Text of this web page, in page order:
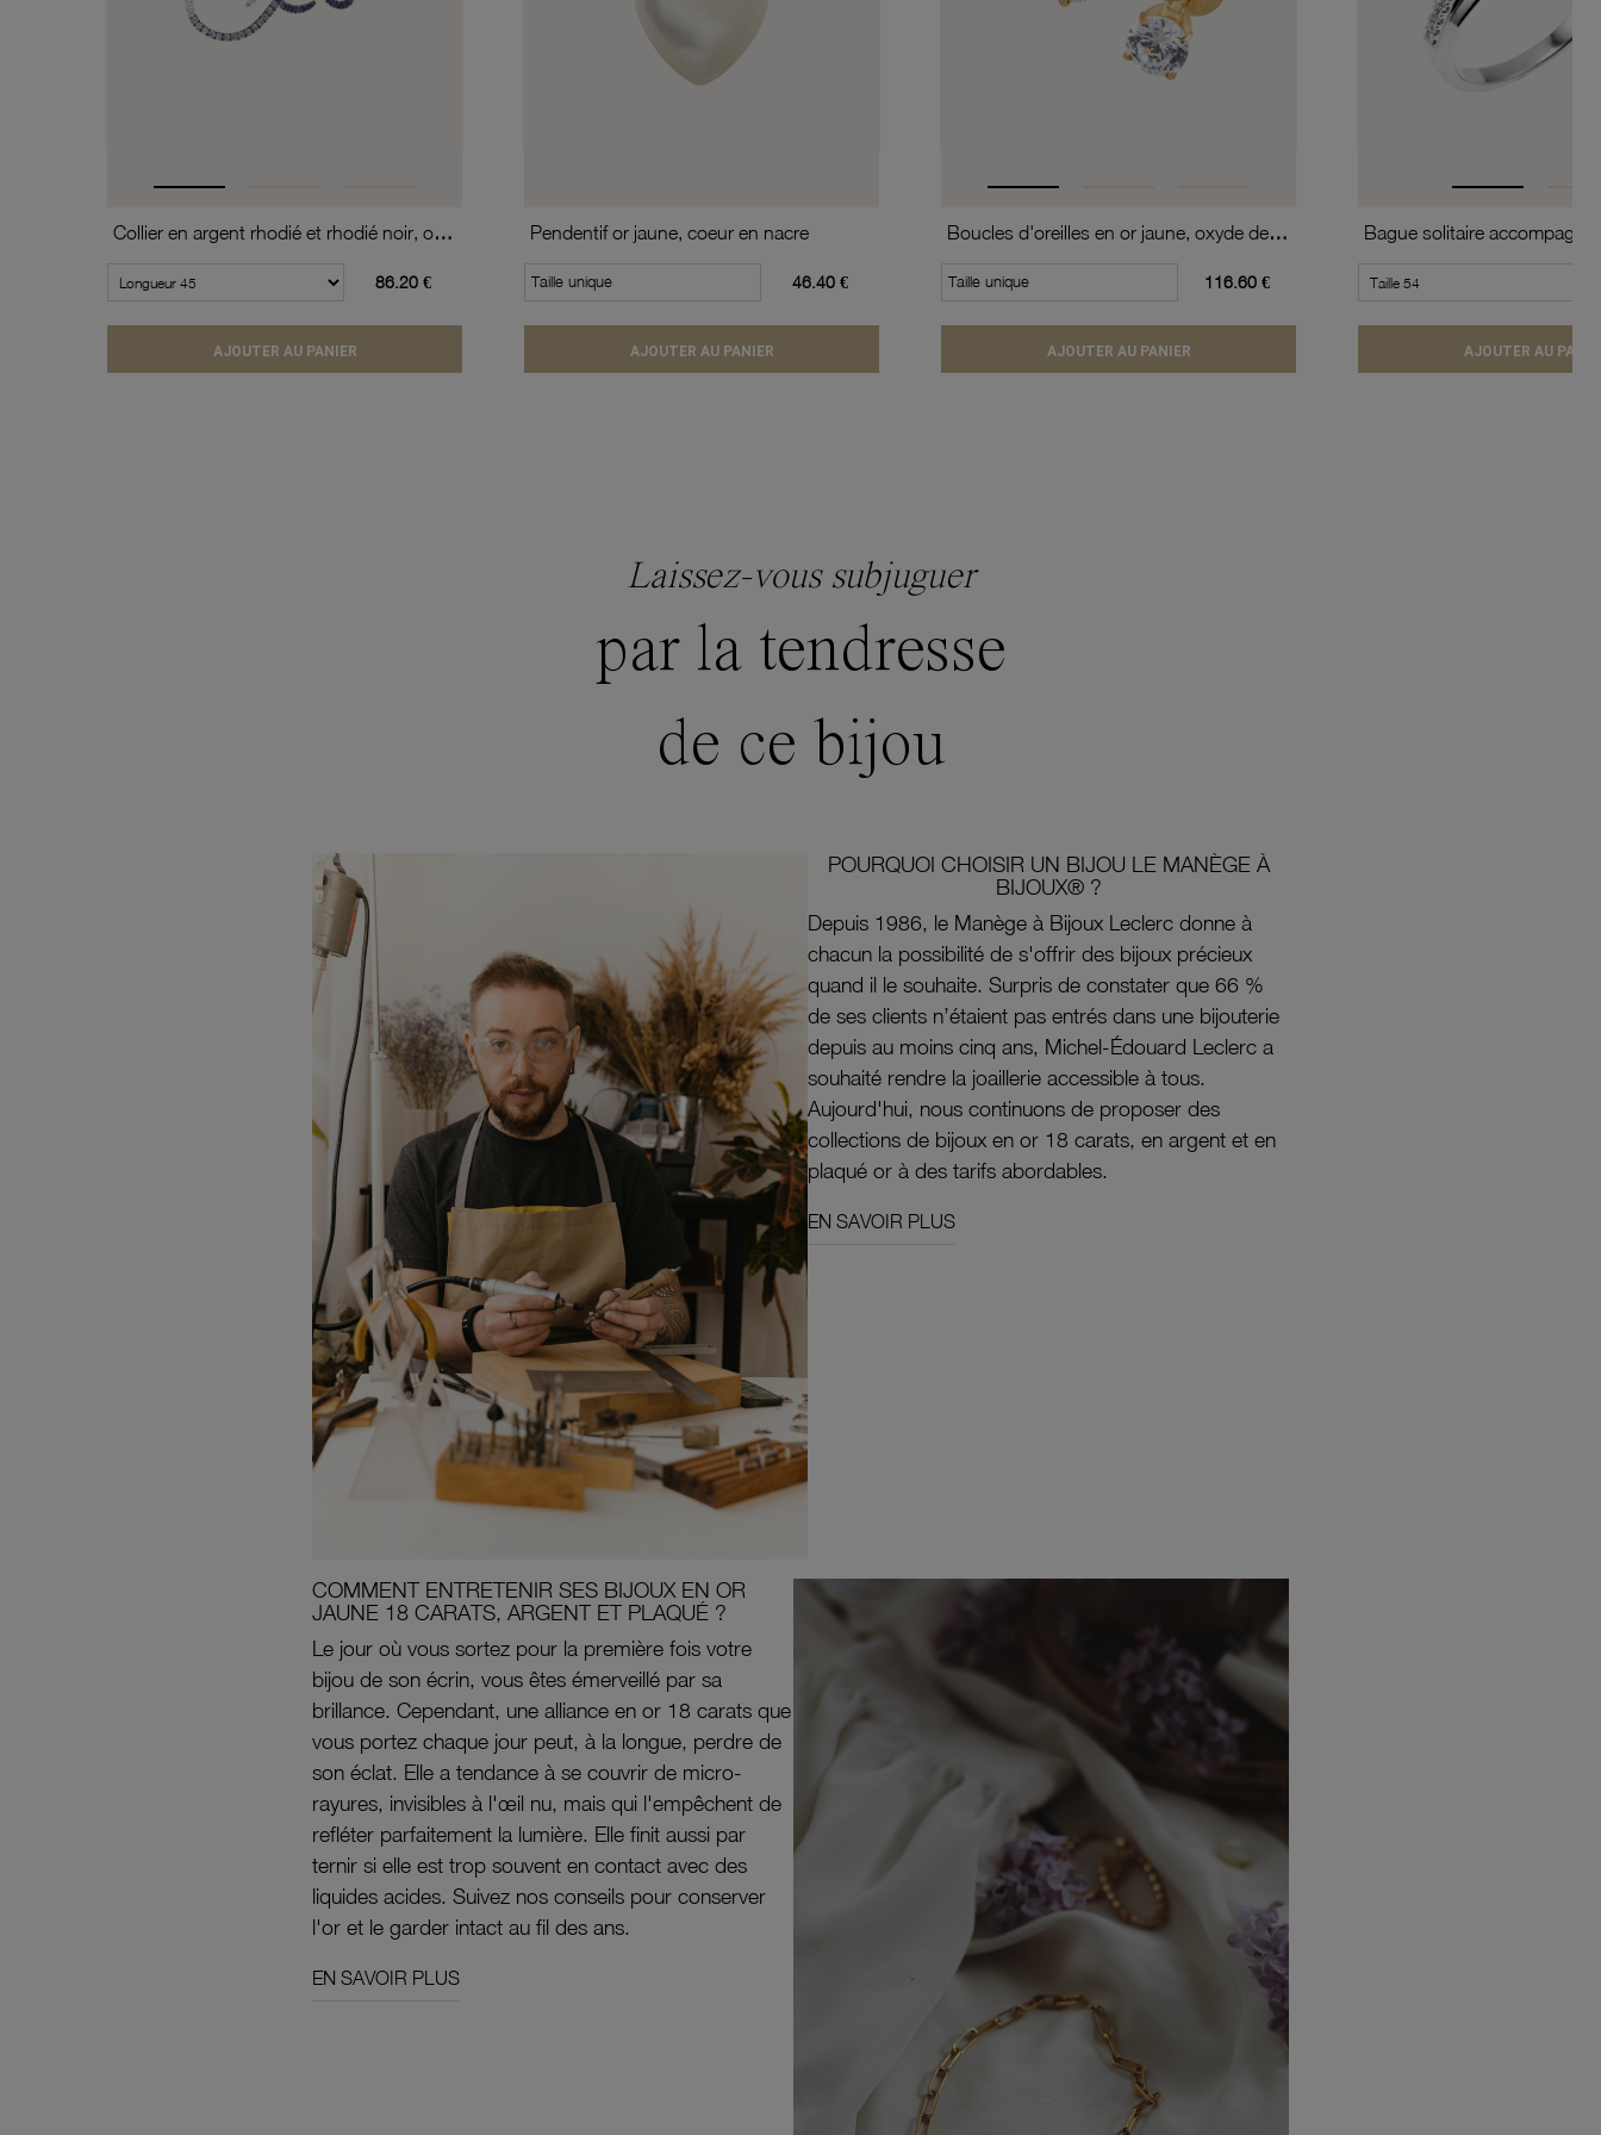
Collier en argent rhodié et rhodié noir, oxydes de zirconium
86.20 €
AJOUTER AU PANIER
Pendentif or jaune, coeur en nacre
Taille unique 46.40 €
AJOUTER AU PANIER
Boucles d'oreilles en or jaune, oxyde de zirconium (moyen modèle).
Taille unique 116.60 €
AJOUTER AU PANIER AJOUTER AU
Laissez-vous subjuguer
par la tendresse
de ce bijou
POURQUOI CHOISIR UN BIJOU LE MANÈGE À
BIJOUX® ?
Depuis 1986, le Manège à Bijoux Leclerc donne à
chacun la possibilité de s'offrir des bijoux précieux
quand il le souhaite. Surpris de constater que 66 %
de ses clients n’étaient pas entrés dans une bijouterie
depuis au moins cinq ans, Michel-Édouard Leclerc a
souhaité rendre la joaillerie accessible à tous.
Aujourd'hui, nous continuons de proposer des
collections de bijoux en or 18 carats, en argent et en
plaqué or à des tarifs abordables.
EN SAVOIR PLUS
COMMENT ENTRETENIR SES BIJOUX EN OR
JAUNE 18 CARATS, ARGENT ET PLAQUÉ ?
Le jour où vous sortez pour la première fois votre
bijou de son écrin, vous êtes émerveillé par sa
brillance. Cependant, une alliance en or 18 carats que
vous portez chaque jour peut, à la longue, perdre de
son éclat. Elle a tendance à se couvrir de micro-
rayures, invisibles à l'œil nu, mais qui l'empêchent de
refléter parfaitement la lumière. Elle finit aussi par
ternir si elle est trop souvent en contact avec des
liquides acides. Suivez nos conseils pour conserver
l'or et le garder intact au fil des ans.
EN SAVOIR PLUS